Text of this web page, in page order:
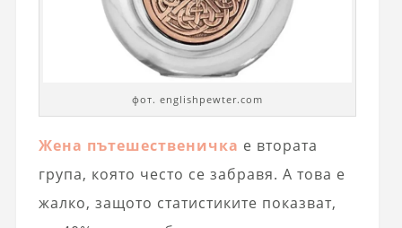
фот. englishpewter.com
Жена пътешественичка е втората
група, която често се забравя. А това е
жалко, защото статистиките показват,